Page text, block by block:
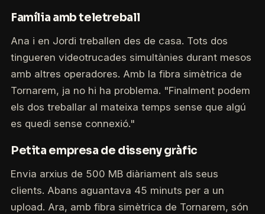
Família amb teletreball
Ana i en Jordi treballen des de casa. Tots dos
tingueren videotrucades simultànies durant mesos
amb altres operadores. Amb la fibra simètrica de
Tornarem, ja no hi ha problema. "Finalment podem
els dos treballar al mateixa temps sense que algú
es quedi sense connexió."
Petita empresa de disseny gràfic
Envia arxius de 500 MB diàriament als seus
clients. Abans aguantava 45 minuts per a un
upload. Ara, amb fibra simètrica de Tornarem, són